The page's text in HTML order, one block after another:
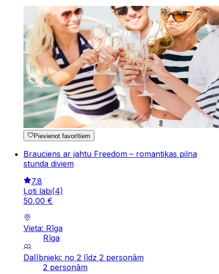
Pievienot favorītiem
Brauciens ar jahtu Freedom – romantikas pilna
stunda diviem
7.8
Ļoti labi(4)
50,00 €
Vieta: Rīga
Rīga
Dalībnieki: no 2 līdz 2 personām
2 personām